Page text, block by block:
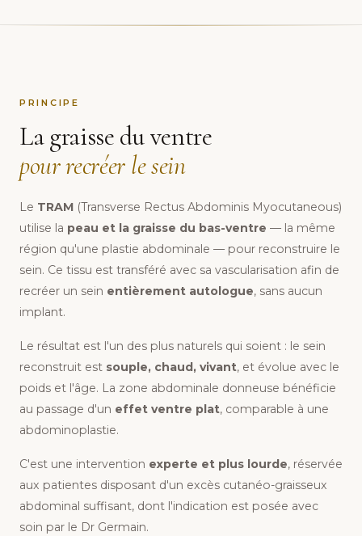
PRINCIPE
La graisse du ventre
pour recréer le sein
Le TRAM (Transverse Rectus Abdominis Myocutaneous)
utilise la peau et la graisse du bas-ventre — la même
région qu'une plastie abdominale — pour reconstruire le
sein. Ce tissu est transféré avec sa vascularisation afin de
recréer un sein entièrement autologue, sans aucun
implant.
Le résultat est l'un des plus naturels qui soient : le sein
reconstruit est souple, chaud, vivant, et évolue avec le
poids et l'âge. La zone abdominale donneuse bénéficie
au passage d'un effet ventre plat, comparable à une
abdominoplastie.
C'est une intervention experte et plus lourde, réservée
aux patientes disposant d'un excès cutanéo-graisseux
abdominal suffisant, dont l'indication est posée avec
soin par le Dr Germain.